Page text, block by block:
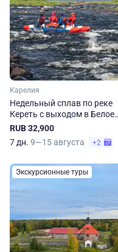
Карелия
Недельный сплав по реке
Кереть с выходом в Белое
море в Карелии
RUB 32,900
7 дн. 9—15 августа +2
Экскурсионные туры